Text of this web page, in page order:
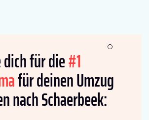
für die#1
für deinen Umzug
nach Schaerbeek: